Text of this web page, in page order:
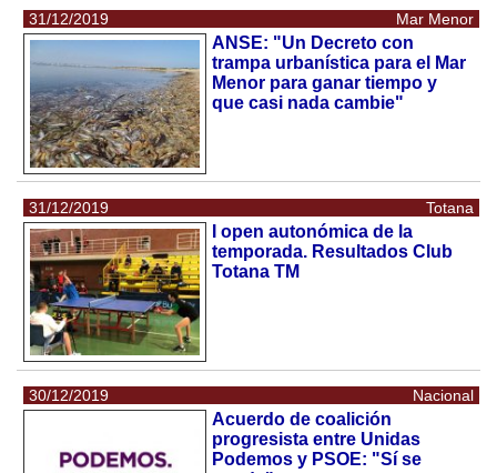
31/12/2019 Mar Menor
ANSE: "Un Decreto con
trampa urbanística para el Mar
Menor para ganar tiempo y
que casi nada cambie"
31/12/2019 Totana
I open autonómica de la
temporada. Resultados Club
Totana TM
30/12/2019 Nacional
Acuerdo de coalición
progresista entre Unidas
Podemos y PSOE: "Sí se